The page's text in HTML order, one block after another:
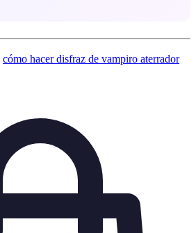
cómo hacer disfraz de vampiro aterrador